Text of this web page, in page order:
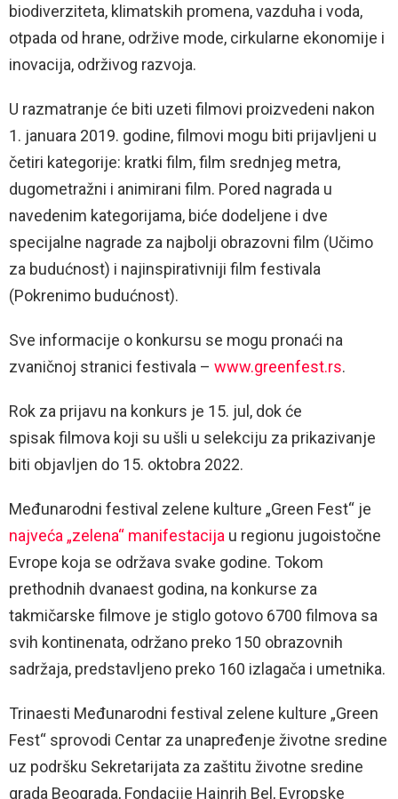
biodiverziteta, klimatskih promena, vazduha i voda,
otpada od hrane, održive mode, cirkularne ekonomije i
inovacija, održivog razvoja.
U razmatranje će biti uzeti filmovi proizvedeni nakon
1. januara 2019. godine, filmovi mogu biti prijavljeni u
četiri kategorije: kratki film, film srednjeg metra,
dugometražni i animirani film. Pored nagrada u
navedenim kategorijama, biće dodeljene i dve
specijalne nagrade za najbolji obrazovni film (Učimo
za budućnost) i najinspirativniji film festivala
(Pokrenimo budućnost).
Sve informacije o konkursu se mogu pronaći na
zvaničnoj stranici festivala – www.greenfest.rs.
Rok za prijavu na konkurs je 15. jul, dok će
spisak filmova koji su ušli u selekciju za prikazivanje
biti objavljen do 15. oktobra 2022.
Međunarodni festival zelene kulture „Green Fest“ je
najveća „zelena“ manifestacija u regionu jugoistočne
Evrope koja se održava svake godine. Tokom
prethodnih dvanaest godina, na konkurse za
takmičarske filmove je stiglo gotovo 6700 filmova sa
svih kontinenata, održano preko 150 obrazovnih
sadržaja, predstavljeno preko 160 izlagača i umetnika.
Trinaesti Međunarodni festival zelene kulture „Green
Fest“ sprovodi Centar za unapređenje životne sredine
uz podršku Sekretarijata za zaštitu životne sredine
grada Beograda, Fondacije Hajnrih Bel, Evropske